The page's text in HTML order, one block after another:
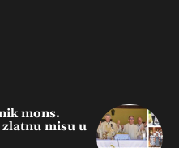
mons.
misu u